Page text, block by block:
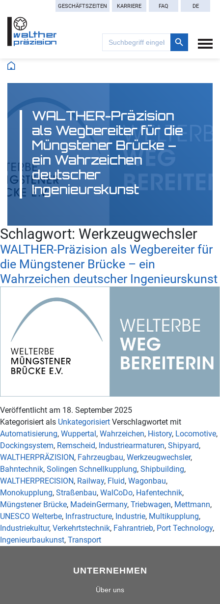
GESCHÄFTSZEITEN KARRIERE FAQ DE
Search
for:
Search Button
WALTHER-Präzision
als Wegbereiter für die
Müngstener Brücke –
ein Wahrzeichen
deutscher
Ingenieurskunst
Schlagwort: Werkzeugwechsler
WALTHER-Präzision als Wegbereiter für
die Müngstener Brücke – ein
Wahrzeichen deutscher Ingenieurskunst
Veröffentlicht am 18. September 2025
Kategorisiert als Unkategorisiert Verschlagwortet mit
Automatisierung, Wuppertal, Wahrzeichen, History, Locomotive,
Dockingsystem, Remscheid, Industriearmaturen, Shipyard,
WALTHERPRÄZISION, Fahrzeugbau, Werkzeugwechsler,
Bahntechnik, Solingen Schnellkupplung, Shipbuilding,
WALTHERPRECISION, Railway, Fluid, Wagonbau,
Monokupplung, Straßenbau, WalCoDo, Hafentechnik,
Müngstener Brücke, MadeinGermany, Triebwagen, Mettmann,
UNESCO Welterbe, Infrastructure, Industrie, Multikupplung,
Industriekultur, Verkehrtstechnik, Fahrantrieb, Port Technology,
Ingenieurbaukunst, Transport
UNTERNEHMEN
Über uns